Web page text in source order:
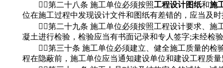
第二十八条 施工单位必须按照工程设计图纸和施
位在施工过程中发现设计文件和图纸有差错的，应当及
第二十九条 施工单位必须按照工程设计要求、施
凝土进行检验，检验应当有书面记录和专人签字;未经检
第三十条 施工单位必须建立、健全施工质量的检
程在隐蔽前，施工单位应当通知建设单位和建设工程质